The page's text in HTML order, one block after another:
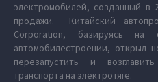
электромобилей, созданный в
продажи. Китайский
Corporation, базируясь
автомобилестроении, открыл
перезапустить и
транспорта на электротяге.